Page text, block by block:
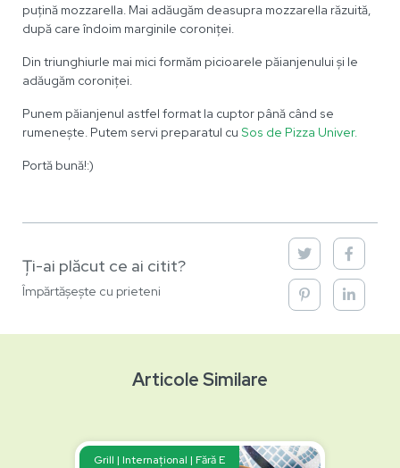
puțină mozzarella. Mai adăugăm deasupra mozzarella răzuită,
după care îndoim marginile coroniței.
Din triunghiurle mai mici formăm picioarele păianjenului și le
adăugăm coroniței.
Punem păianjenul astfel format la cuptor până când se
rumenește. Putem servi preparatul cu Sos de Pizza Univer.
Portă bună!:)
Ți-ai plăcut ce ai citit?
Împărtășește cu prieteni
Articole Similare
Grill | Internațional | Fără E